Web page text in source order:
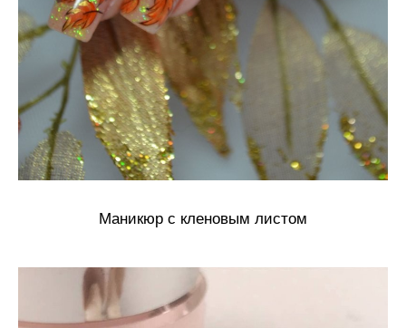
Маникюр с кленовым листом